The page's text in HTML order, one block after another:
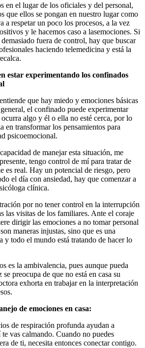
en el lugar de los oficiales y del personal,
que ellos se pongan en nuestro lugar como
a respetar un poco los procesos, a la vez
y le hacemos caso a lasemociones. Si
fuera de control, hay que buscar
haciendo telemedicina y está la
estar experimentando los confinados
que hay miedo y emociones básicas
el confinado puede experimentar
algo y él o ella no esté cerca, por lo
en transformar los pensamientos para
psicoemocional.
de manejar esta situación, me
tengo control de mí para tratar de
es real. Hay un potencial de riesgo, pero
el día con ansiedad, hay que comenzar a
clínica.
por no tener control en la interrupción
las visitas de los familiares. Ante el coraje
dirigir las emociones a no tomar personal
maneras injustas, sino que es una
y todo el mundo está tratando de hacer lo
es la ambivalencia, pues aunque pueda
preocupa de que no está en casa su
exhorta en trabajar en la interpretación
de emociones en casa:
de respiración profunda ayudan a
vas calmando. Cuando no puedes
de ti, necesita entonces conectar contigo.